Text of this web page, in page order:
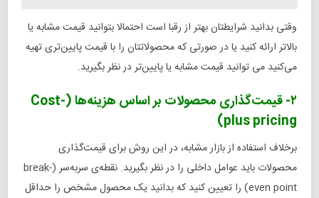
وقتی بدانید شرایطتان بهتر از رقبا است احتمالا بتوانید قیمت مشابه یا
بالاتر ارائه کنید یا در صورتی که محصولاتتان را با قیمت پایین‌تری تهیه
می‌کنید می توانید قیمت مشابه یا پایین‌تر در نظر بگیرید.
۲- قیمت‌گذاری محصولات بر اساس هزینه‌ها (Cost-
plus pricing)
برخلاف استفاده از بازار مشابه، در این روش برای قیمت‌گذاری
محصولات باید عوامل داخلی را در نظر بگیرید. نقطه‌ی سربه‌سر (break-
even point) را تعیین کنید که بدانید یک محصول مشخص را حداقل